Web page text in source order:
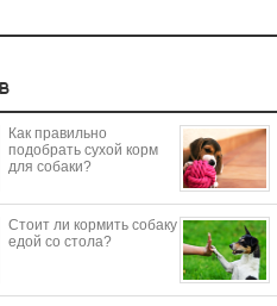
Как правильно
подобрать сухой корм
для собаки?
Стоит ли кормить собаку
едой со стола?